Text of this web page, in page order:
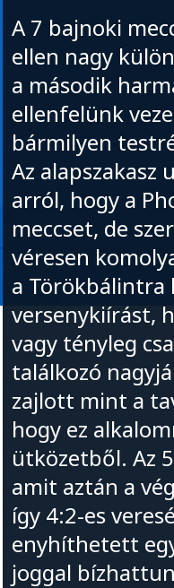
A 7 bajnoki
ellen nagy
a második
ellenfelünk
bármilyen
Az
arról, hogy a
meccset, de
véresen
a Törökbálintra
versenykiírást,
vagy tényleg
találkozó
zajlott mint a
hogy ez
ütközetből. Az
amit aztán a
így 4:2-es
enyhíthetett
joggal